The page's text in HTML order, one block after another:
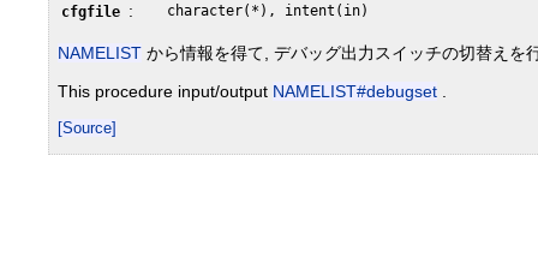
cfgfile : character(*), intent(in)
NAMELIST から情報を得て, デバッグ出力スイッチの切替えを
This procedure input/output NAMELIST#debugset
[Source]